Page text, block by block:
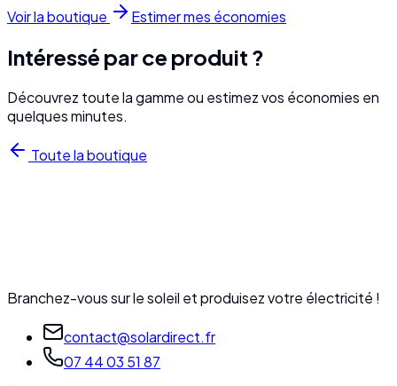
Voir la boutique Estimer mes économies
Intéressé par ce produit ?
Découvrez toute la gamme ou estimez vos économies en
quelques minutes.
Toute la boutique
Branchez-vous sur le soleil et produisez votre électricité !
contact@solardirect.fr
07 44 03 51 87